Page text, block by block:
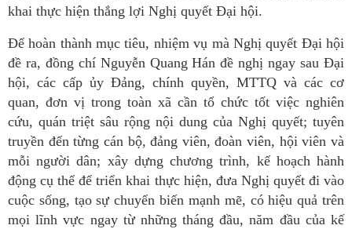
khai thực hiện thắng lợi Nghị quyết Đại hội.
Để hoàn thành mục tiêu, nhiệm vụ mà Nghị quyết Đại hội
đề ra, đồng chí Nguyễn Quang Hán đề nghị ngay sau Đại
hội, các cấp ủy Đảng, chính quyền, MTTQ và các cơ
quan, đơn vị trong toàn xã cần tổ chức tốt việc nghiên
cứu, quán triệt sâu rộng nội dung của Nghị quyết; tuyên
truyền đến từng cán bộ, đảng viên, đoàn viên, hội viên và
mỗi người dân; xây dựng chương trình, kế hoạch hành
động cụ thể để triển khai thực hiện, đưa Nghị quyết đi vào
cuộc sống, tạo sự chuyển biến mạnh mẽ, có hiệu quả trên
mọi lĩnh vực ngay từ những tháng đầu, năm đầu của kế